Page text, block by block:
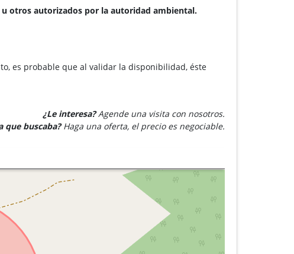
otros autorizados por la autoridad ambiental.
es probable que al validar la disponibilidad, éste
¿Le interesa?Agende una visita con nosotros.
que buscaba?Haga una oferta, el precio es negociable.